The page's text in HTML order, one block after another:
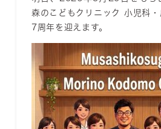
森のこどもクリニック 小児科
7周年を迎えます。